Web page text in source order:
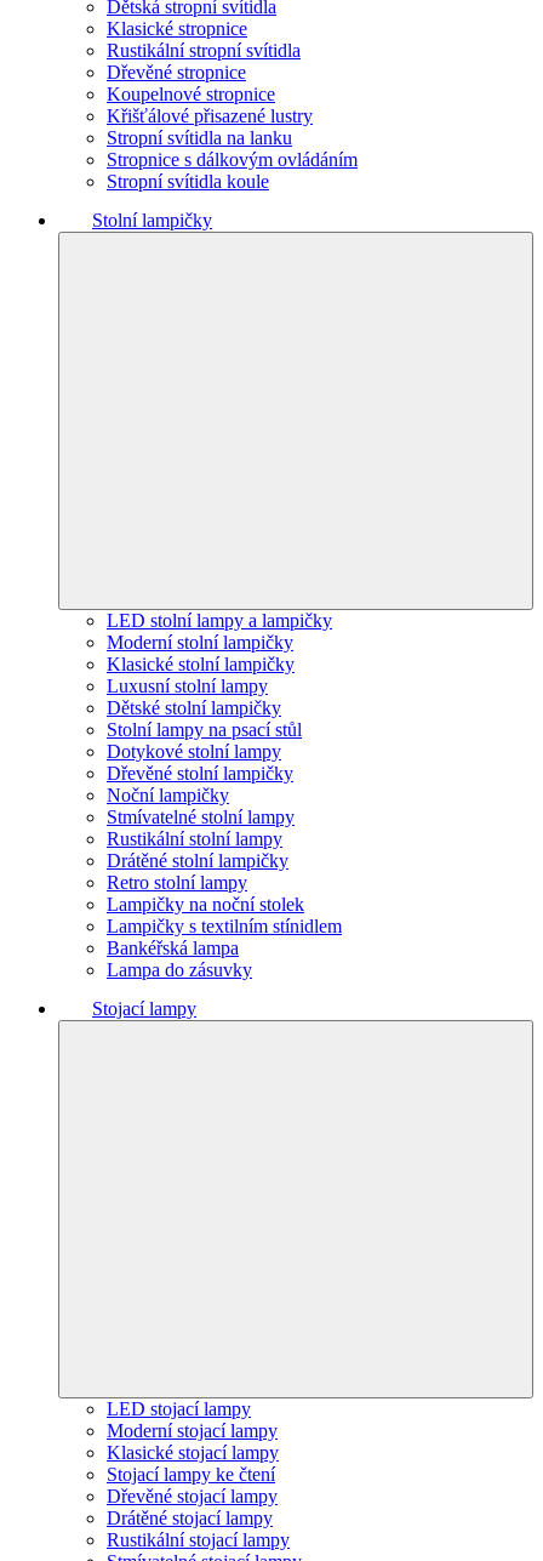
Dětská stropní svítidla
Klasické stropnice
Rustikální stropní svítidla
Dřevěné stropnice
Koupelnové stropnice
Křišťálové přisazené lustry
Stropní svítidla na lanku
Stropnice s dálkovým ovládáním
Stropní svítidla koule
Stolní lampičky
LED stolní lampy a lampičky
Moderní stolní lampičky
Klasické stolní lampičky
Luxusní stolní lampy
Dětské stolní lampičky
Stolní lampy na psací stůl
Dotykové stolní lampy
Dřevěné stolní lampičky
Noční lampičky
Stmívatelné stolní lampy
Rustikální stolní lampy
Drátěné stolní lampičky
Retro stolní lampy
Lampičky na noční stolek
Lampičky s textilním stínidlem
Bankéřská lampa
Lampa do zásuvky
Stojací lampy
LED stojací lampy
Moderní stojací lampy
Klasické stojací lampy
Stojací lampy ke čtení
Dřevěné stojací lampy
Drátěné stojací lampy
Rustikální stojací lampy